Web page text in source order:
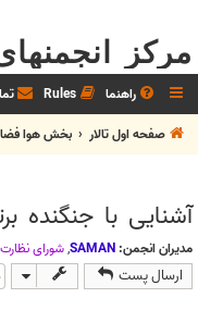
مرکز
راهنما Rules
صفحه اول تالار
بخش هوا فضا
آشنایی با جنگنده
مدیران انجمن: SAMAN
,شوراي نظارت,
ارسال پست